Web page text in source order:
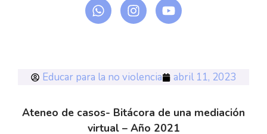
Educar para la no violencia abril 11, 2023
Ateneo de casos- Bitácora de una mediación
virtual – Año 2021